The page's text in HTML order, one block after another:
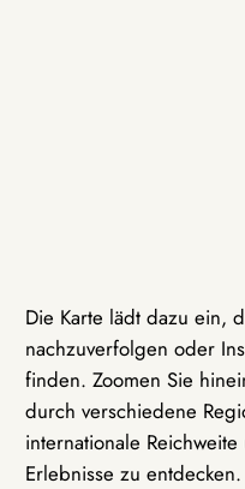
Die Karte lädt dazu ein,
nachzuverfolgen oder
finden. Zoomen Sie
durch verschiedene
internationale
Erlebnisse zu entdecken.